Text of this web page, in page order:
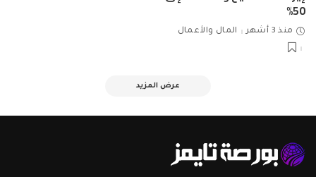
50%
منذ 3 أشهر المال والأعمال
عرض المزيد